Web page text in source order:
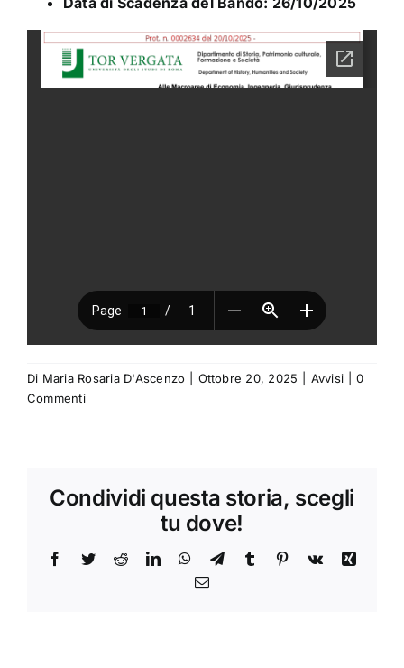
Di Maria Rosaria D'Ascenzo Ottobre 20, 2025 Avvisi
0
Commenti
Condividi questa storia, scegli
tu dove!
Facebook
TwitterRedditLinkedInWhatsApp
TelegramTumblr Pinterest
Vk
Xing
Email